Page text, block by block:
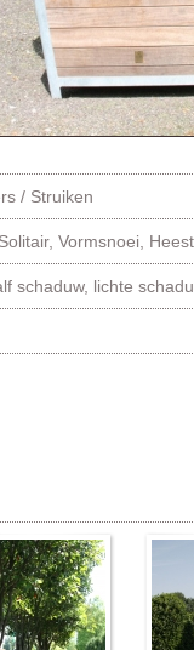
/ Struiken
Vormsnoei,
schaduw, lichte